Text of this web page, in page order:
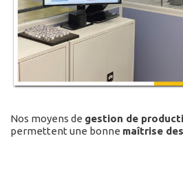
Nos moyens de gestion de
permettent une bonne maîtrise